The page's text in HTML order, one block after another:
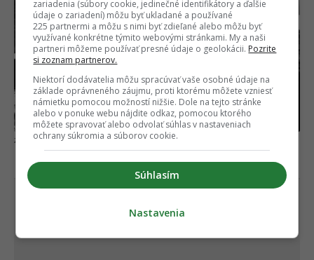
Universal Pictures / moviestillsdb.com
ČLÁNOK POKRAČUJE POD REKLAMOU
zariadenia (súbory cookie, jedinečné identifikátory a ďalšie
údaje o zariadení) môžu byť ukladané a používané
225 partnermi a môžu s nimi byť zdieľané alebo môžu byť
využívané konkrétne týmito webovými stránkami. My a naši
partneri môžeme používať presné údaje o geolokácii. Pozrite
si zoznam partnerov.
Niektorí dodávatelia môžu spracúvať vaše osobné údaje na
základe oprávneného záujmu, proti ktorému môžete vzniesť
námietku pomocou možností nižšie. Dole na tejto stránke
alebo v ponuke webu nájdite odkaz, pomocou ktorého
môžete spravovať alebo odvolať súhlas v nastaveniach
ochrany súkromia a súborov cookie.
Súhlasím
Nastavenia